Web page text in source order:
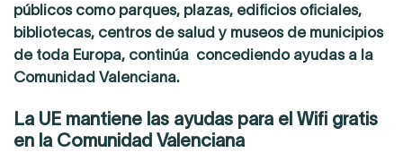
públicos como parques, plazas, edificios oficiales,
bibliotecas, centros de salud y museos de municipios
de toda Europa, continúa concediendo ayudas a la
Comunidad Valenciana.
La UE mantiene las ayudas para el Wifi gratis
en la Comunidad Valenciana